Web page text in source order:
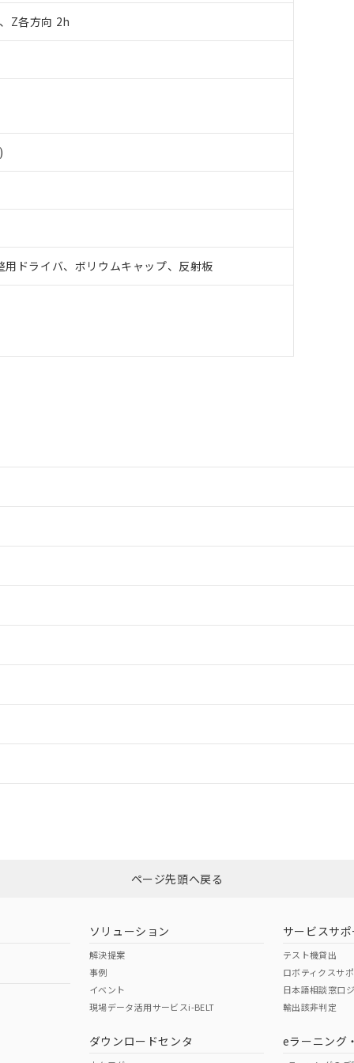
Z各方向 2h
ドライバ、ボリウムキャップ、反射板
ダウンロードはこちら
（日本
（アメリカ
この製品の規格認証/適合
その他の認証はこちらのページからご
点で非含有を証明するもので、過去に遡って非含有を証明するも
考欄に対応日を記載しておりました。
への在庫切替を完了していることから、特段のことがない限り、
。
ページ先頭へ戻る
ソリューション
解決提案
事例
イベント
現場データ活用サービスi-BELT
ダウンロードセンタ
サービスサポ
テスト機貸出
ロボティクスサ
日本語相談窓口
輸出該非判定
eラーニング